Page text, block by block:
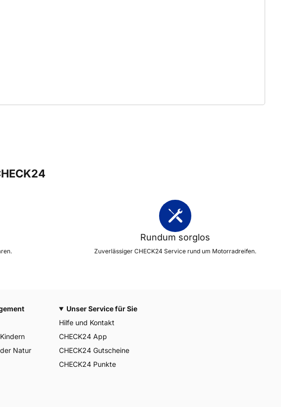
Rundum sorglos
Zuverlässiger CHECK24 Service rund um Motorradreifen.
Kindern
der Natur
Unser Service für Sie
Hilfe und Kontakt
CHECK24 App
CHECK24 Gutscheine
CHECK24 Punkte